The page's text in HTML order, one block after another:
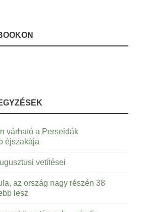
várható a Perseidák
éjszakája
vetítései
az ország nagy részén 38
lesz